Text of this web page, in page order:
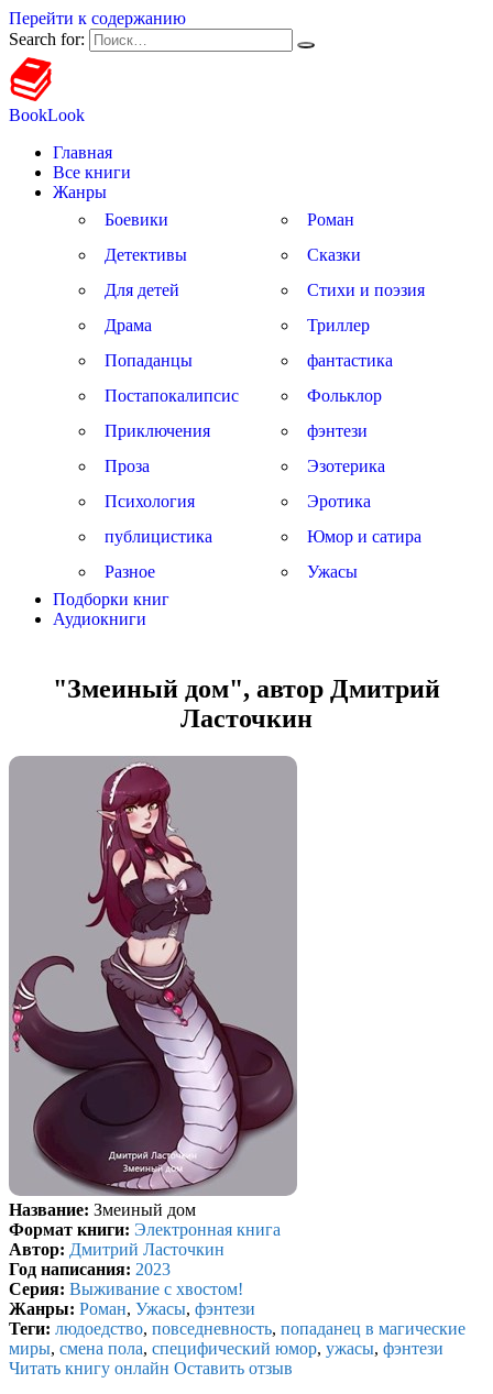
Перейти к содержанию
Search for:
BookLook
Главная
Все книги
Жанры
Боевики
Детективы
Для детей
Драма
Попаданцы
Постапокалипсис
Приключения
Проза
Психология
публицистика
Разное
Роман
Сказки
Стихи и поэзия
Триллер
фантастика
Фольклор
фэнтези
Эзотерика
Эротика
Юмор и сатира
Ужасы
Подборки книг
Аудиокниги
"Змеиный дом", автор Дмитрий
Ласточкин
Название: Змеиный дом
Формат книги: Электронная книга
Автор: Дмитрий Ласточкин
Год написания: 2023
Серия: Выживание с хвостом!
Жанры: Роман, Ужасы, фэнтези
Теги: людоедство, повседневность, попаданец в магические
миры, смена пола, специфический юмор, ужасы, фэнтези
Читать книгу онлайн Оставить отзыв